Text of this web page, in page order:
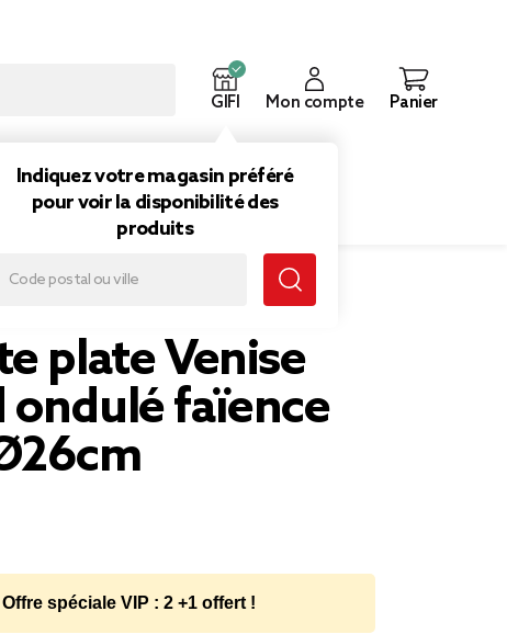
GIFI
Indiquez votre magasin préféré
pour voir la disponibilité des
produits
Mon compte Panier
Ø26cm
plate Venise
ondulé faïence
Offre spéciale VIP : 2 +1 offert !